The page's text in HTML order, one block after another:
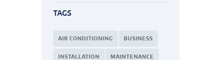
TAGS
AIR CONDITIONING BUSINESS
INSTALLATION MAINTENANCE